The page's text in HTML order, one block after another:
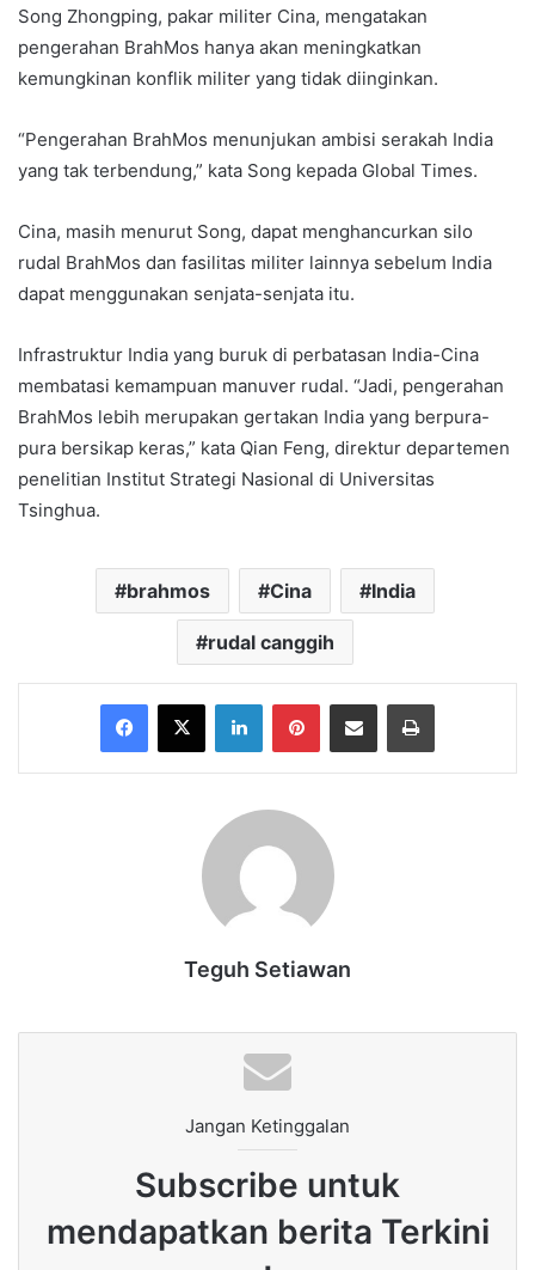
Song Zhongping, pakar militer Cina, mengatakan
pengerahan BrahMos hanya akan meningkatkan
kemungkinan konflik militer yang tidak diinginkan.
“Pengerahan BrahMos menunjukan ambisi serakah India
yang tak terbendung,” kata Song kepada Global Times.
Cina, masih menurut Song, dapat menghancurkan silo
rudal BrahMos dan fasilitas militer lainnya sebelum India
dapat menggunakan senjata-senjata itu.
Infrastruktur India yang buruk di perbatasan India-Cina
membatasi kemampuan manuver rudal. “Jadi, pengerahan
BrahMos lebih merupakan gertakan India yang berpura-
pura bersikap keras,” kata Qian Feng, direktur departemen
penelitian Institut Strategi Nasional di Universitas
Tsinghua.
brahmos Cina India
rudal canggih
Facebook
X LinkedInPinterestShare via Email Print
Teguh Setiawan
Jangan Ketinggalan
Subscribe untuk
mendapatkan berita Terkini